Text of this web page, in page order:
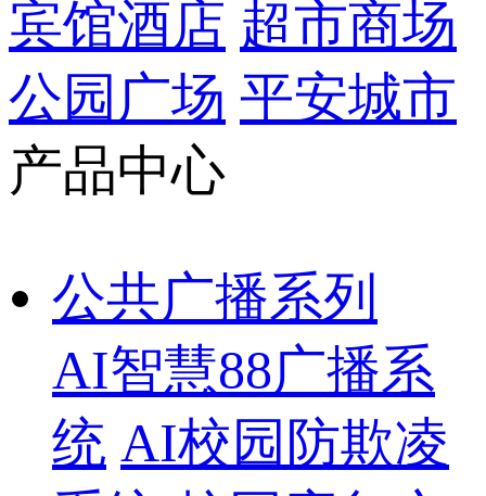
宾馆酒店 超市商场
公园广场 平安城市
产品中心
公共广播系列
AI智慧88广播系
统 AI校园防欺凌